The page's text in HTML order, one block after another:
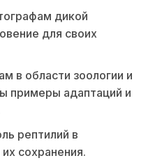
дикой
для своих
в области зоологии и
примеры адаптаций и
рептилий в
сохранения.